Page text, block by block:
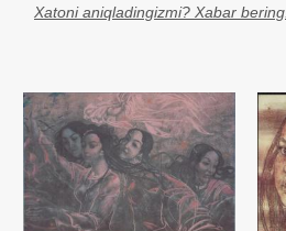
Xatoni aniqladingizmi? Xabar bering.